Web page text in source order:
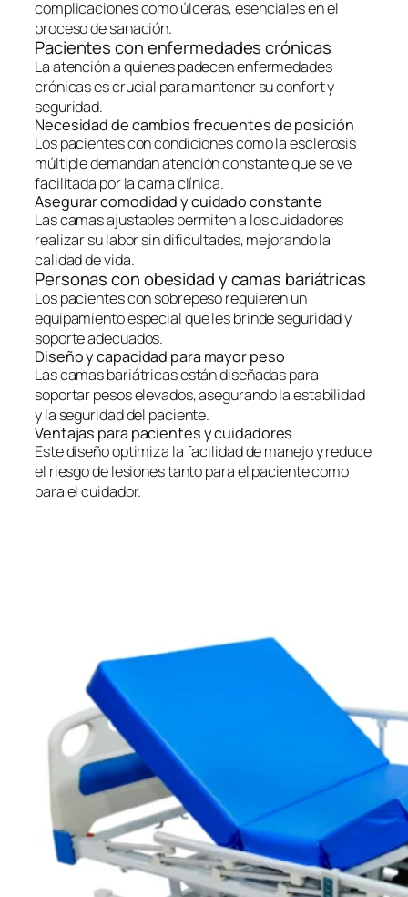
complicaciones como úlceras, esenciales en el
proceso de sanación.
Pacientes con enfermedades crónicas
La atención a quienes padecen enfermedades
crónicas es crucial para mantener su confort y
seguridad.
Necesidad de cambios frecuentes de posición
Los pacientes con condiciones como la esclerosis
múltiple demandan atención constante que se ve
facilitada por la cama clínica.
Asegurar comodidad y cuidado constante
Las camas ajustables permiten a los cuidadores
realizar su labor sin dificultades, mejorando la
calidad de vida.
Personas con obesidad y camas bariátricas
Los pacientes con sobrepeso requieren un
equipamiento especial que les brinde seguridad y
soporte adecuados.
Diseño y capacidad para mayor peso
Las camas bariátricas están diseñadas para
soportar pesos elevados, asegurando la estabilidad
y la seguridad del paciente.
Ventajas para pacientes y cuidadores
Este diseño optimiza la facilidad de manejo y reduce
el riesgo de lesiones tanto para el paciente como
para el cuidador.